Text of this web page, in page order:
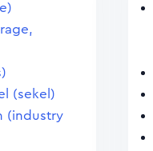
(sekel)
(industry